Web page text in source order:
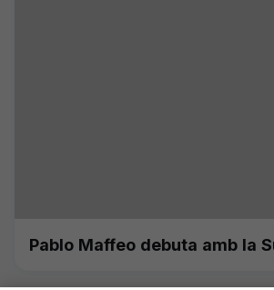
Pablo Maffeo debuta amb la